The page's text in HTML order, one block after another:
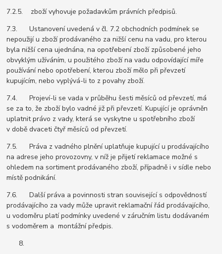
7.2.5. zboží vyhovuje požadavkům právních předpisů.
7.3. Ustanovení uvedená v čl. 7.2 obchodních podmínek se
nepoužijí u zboží prodávaného za nižší cenu na vadu, pro kterou
byla nižší cena ujednána, na opotřebení zboží způsobené jeho
obvyklým užíváním, u použitého zboží na vadu odpovídající míře
používání nebo opotřebení, kterou zboží mělo při převzetí
kupujícím, nebo vyplývá-li to z povahy zboží.
7.4. Projeví-li se vada v průběhu šesti měsíců od převzetí, má
se za to, že zboží bylo vadné již při převzetí. Kupující je oprávněn
uplatnit právo z vady, která se vyskytne u spotřebního zboží
v době dvaceti čtyř měsíců od převzetí.
7.5. Práva z vadného plnění uplatňuje kupující u prodávajícího
na adrese jeho provozovny, v níž je přijetí reklamace možné s
ohledem na sortiment prodávaného zboží, případně i v sídle nebo
místě podnikání.
7.6. Další práva a povinnosti stran související s odpovědností
prodávajícího za vady může upravit reklamační řád prodávajícího,
u vodoměru platí podmínky uvedené v záručním listu dodávaném
s vodoměrem a montážní předpis.